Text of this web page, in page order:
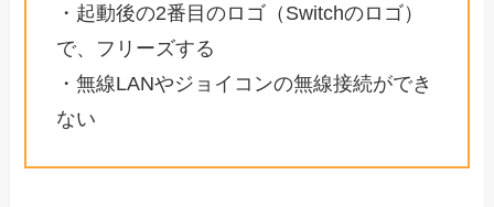
・起動後の2番目のロゴ（Switchのロゴ）
で、フリーズする
・無線LANやジョイコンの無線接続ができ
ない